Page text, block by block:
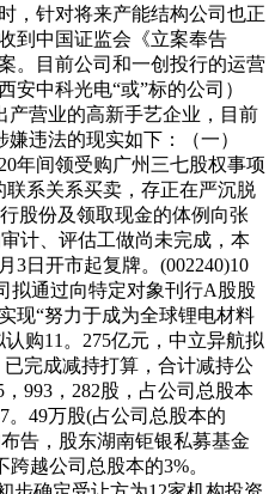
，针对将来产能结构公司也正
到中国证监会《立案奉告
。目前公司和一创投行的运营
中科光电“或”标的公司）
产营业的高新手艺企业，目前
违法的现实如下：（一）
年间领受购广州三七股权事项
联系关系买卖，存正在严沉脱
股份及领取现金的体例向张
计、评估工做尚未完成，本
日开市起复牌。(002240)10
拟通过向特定对象刊行A股股
现“努力于成为全球锂电材料
购11。275亿元，中立异航拟
已完成减持打算，合计减持公
993，282股，占公司总股本
。49万股(占公司总股本的
告，股东湖南钜银私募基金
越公司总股本的3%。